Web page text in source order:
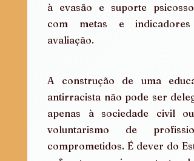
à evasão e suporte
com metas e indicadores
avaliação.
A construção de uma
antirracista não pode ser
apenas à sociedade civil ou
voluntarismo de
comprometidos. É dever do